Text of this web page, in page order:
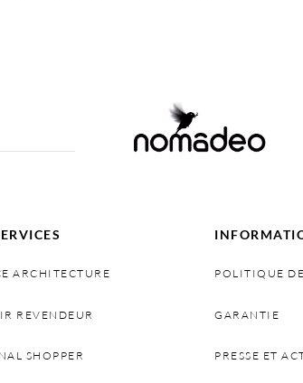
ARCHITECTURE
REVENDEUR
SHOPPER
POLITIQUE
GARANTIE
PRESSE ET